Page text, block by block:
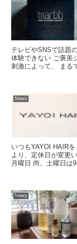
テレビやSNSで話題
体験できない ご褒美
刺激によって、 まる
News
いつもYAYOI HAIR
より、定休日が変更
月曜日 尚、土曜日は
News